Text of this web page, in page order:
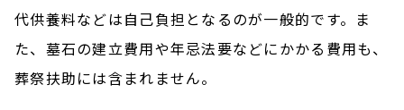
代供養料などは自己負担となるのが一般的です。ま
た、墓石の建立費用や年忌法要などにかかる費用も、
葬祭扶助には含まれません。